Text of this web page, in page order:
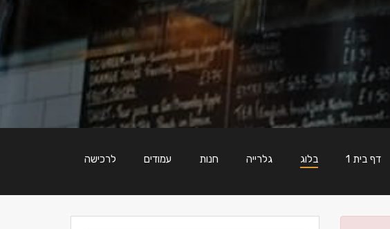
דף בית 1 בלוג גלרייה חנות עמודים לרכישה